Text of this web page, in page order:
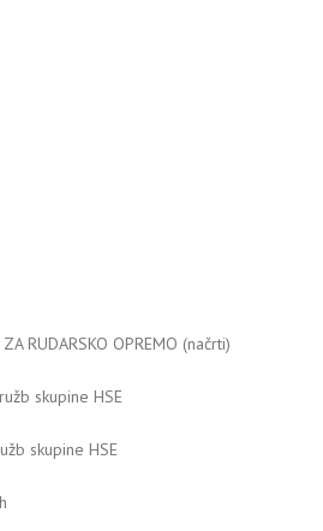
RUDARSKO OPREMO (načrti)
skupine HSE
skupine HSE